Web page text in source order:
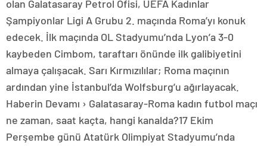
olan Galatasaray Petrol Ofisi, UEFA Kadınlar
Şampiyonlar Ligi A Grubu 2. maçında Roma’yı konuk
edecek. İlk maçında OL Stadyumu’nda Lyon’a 3-0
kaybeden Cimbom, taraftarı önünde ilk galibiyetini
almaya çalışacak. Sarı Kırmızılılar; Roma maçının
ardından yine İstanbul’da Wolfsburg’u ağırlayacak.
Haberin Devamı › Galatasaray-Roma kadın futbol maçı
ne zaman, saat kaçta, hangi kanalda?17 Ekim
Perşembe günü Atatürk Olimpiyat Stadyumu’nda